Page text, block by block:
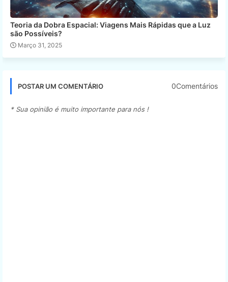
Teoria da Dobra Espacial: Viagens Mais Rápidas que a Luz
são Possíveis?
Março 31, 2025
POSTAR UM COMENTÁRIO 0Comentários
* Sua opinião é muito importante para nós !